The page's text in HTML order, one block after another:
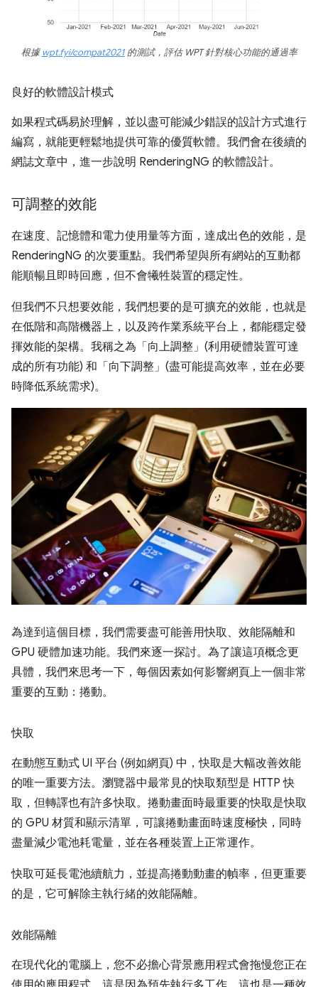
根據wpt.fyi/compat2021的測試，評估 WPT 針對核心功能的通過率
良好的軟體設計模式
如果程式碼易於理解，並以盡可能減少錯誤的設計方式進行
編寫，就能更輕鬆地提供可靠的優質軟體。我們會在後續的
網誌文章中，進一步說明 RenderingNG 的軟體設計。
可調整的效能
在速度、記憶體和電力使用量等方面，達成出色的效能，是
RenderingNG 的次要重點。我們希望與所有網站的互動都
能順暢且即時回應，但不會犧牲裝置的穩定性。
但我們不只想要效能，我們想要的是可擴充的效能，也就是
在低階和高階機器上，以及跨作業系統平台上，都能穩定發
揮效能的架構。我稱之為「向上調整」(利用硬體裝置可達
成的所有功能) 和「向下調整」(盡可能提高效率，並在必要
時降低系統需求)。
為達到這個目標，我們需要盡可能善用快取、效能隔離和
GPU 硬體加速功能。我們來逐一探討。為了讓這項概念更
具體，我們來思考一下，每個因素如何影響網頁上一個非常
重要的互動：捲動。
快取
在動態互動式 UI 平台 (例如網頁) 中，快取是大幅改善效能
的唯一重要方法。瀏覽器中最常見的快取類型是 HTTP 快
取，但轉譯也有許多快取。捲動畫面時最重要的快取是快取
的 GPU 材質和顯示清單，可讓捲動畫面時速度極快，同時
盡量減少電池耗電量，並在各種裝置上正常運作。
快取可延長電池續航力，並提高捲動動畫的幀率，但更重要
的是，它可解除主執行緒的效能隔離。
效能隔離
在現代化的電腦上，您不必擔心背景應用程式會拖慢您正在